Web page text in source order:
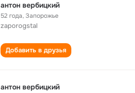
антон вербицкий
52 года,Запорожье
zaporogstal
Добавить в друзья
антон вербицкий